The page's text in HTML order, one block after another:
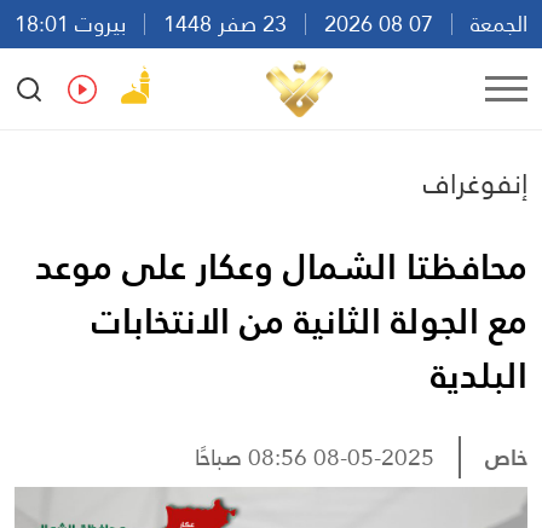
الجمعة
بيروت 18:01
Ar
En Fr Es
إنفوغراف
محافظتا الشمال وعكار على موعد
مع الجولة الثانية من الانتخابات
البلدية
خاص 08-05-2025 08:56 صباحًا